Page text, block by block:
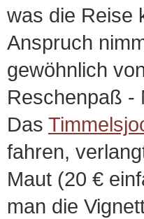
was die Reise
Anspruch
gewöhnlich
Reschenpaß -
Das
fahren,
Maut (20 €
man die